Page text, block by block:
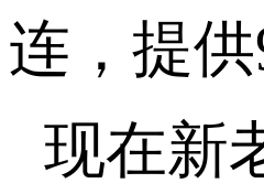
连，提供
现在新